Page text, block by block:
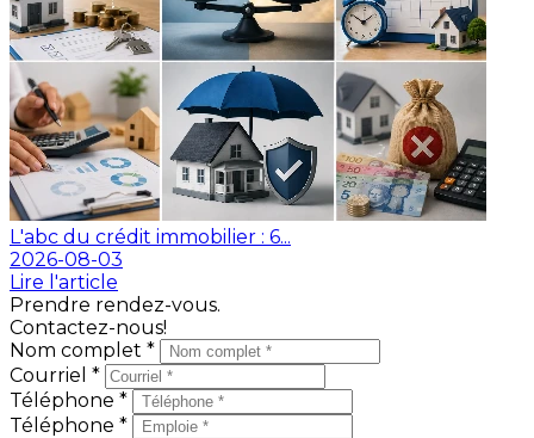
L'abc du crédit immobilier : 6...
2026-08-03
Lire l'article
Prendre rendez-vous.
Contactez-nous!
Nom complet *
Courriel *
Téléphone *
Téléphone *